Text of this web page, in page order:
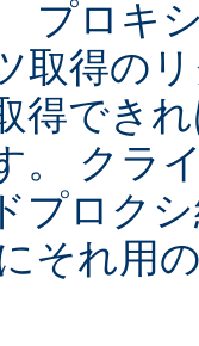
プロキ
取得の
得でき
。 クラ
プロク
それ用